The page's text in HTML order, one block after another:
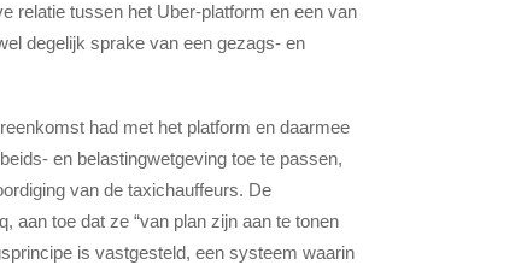
relatie tussen het Uber-platform en een van
degelijk sprake van een gezags- en
had met het platform en daarmee
en belastingwetgeving toe te passen,
van de taxichauffeurs. De
aan toe dat ze “van plan zijn aan te tonen
is vastgesteld, een systeem waarin